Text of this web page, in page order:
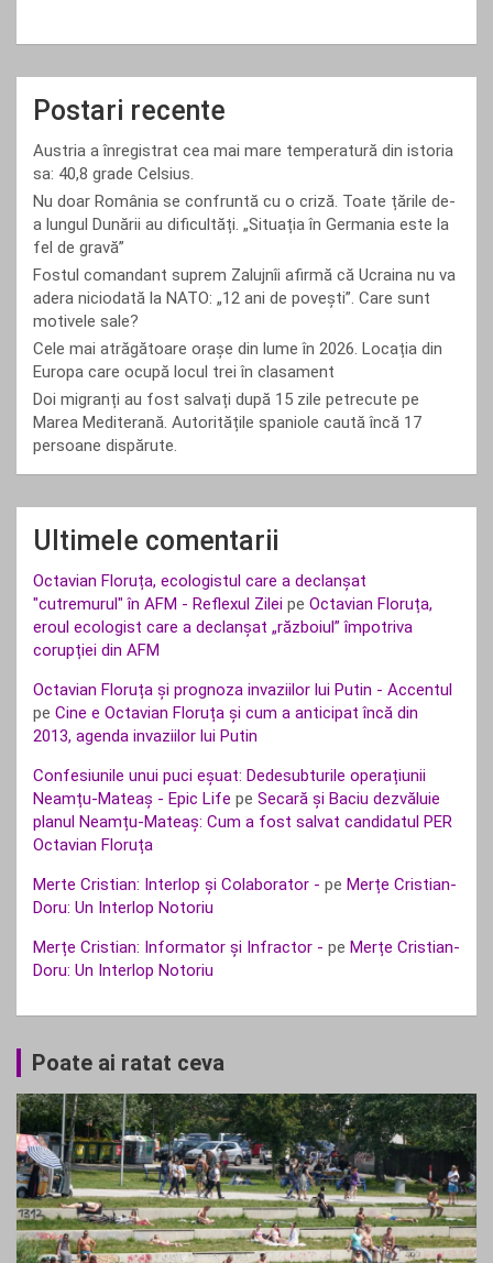
Postari recente
Austria a înregistrat cea mai mare temperatură din istoria
sa: 40,8 grade Celsius.
Nu doar România se confruntă cu o criză. Toate țările de-
a lungul Dunării au dificultăți. „Situația în Germania este la
fel de gravă”
Fostul comandant suprem Zalujnîi afirmă că Ucraina nu va
adera niciodată la NATO: „12 ani de povești”. Care sunt
motivele sale?
Cele mai atrăgătoare orașe din lume în 2026. Locația din
Europa care ocupă locul trei în clasament
Doi migranți au fost salvați după 15 zile petrecute pe
Marea Mediterană. Autoritățile spaniole caută încă 17
persoane dispărute.
Ultimele comentarii
Octavian Floruța, ecologistul care a declanșat
"cutremurul" în AFM - Reflexul Zilei pe Octavian Floruța,
eroul ecologist care a declanșat „războiul” împotriva
corupției din AFM
Octavian Floruța și prognoza invaziilor lui Putin - Accentul
pe Cine e Octavian Floruța și cum a anticipat încă din
2013, agenda invaziilor lui Putin
Confesiunile unui puci eșuat: Dedesubturile operațiunii
Neamțu-Mateaș - Epic Life pe Secară și Baciu dezvăluie
planul Neamțu-Mateaș: Cum a fost salvat candidatul PER
Octavian Floruța
Merte Cristian: Interlop și Colaborator - pe Merțe Cristian-
Doru: Un Interlop Notoriu
Merțe Cristian: Informator și Infractor - pe Merțe Cristian-
Doru: Un Interlop Notoriu
Poate ai ratat ceva